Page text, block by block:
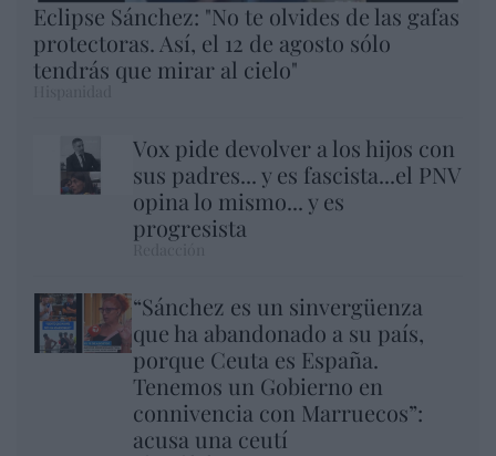
Eclipse Sánchez: "No te olvides de las gafas
protectoras. Así, el 12 de agosto sólo
tendrás que mirar al cielo"
Vox pide devolver a los hijos con
sus padres... y es fascista...el PNV
opina lo mismo... y es
progresista
“Sánchez es un sinvergüenza
que ha abandonado a su país,
porque Ceuta es España.
Tenemos un Gobierno en
connivencia con Marruecos”:
acusa una ceutí